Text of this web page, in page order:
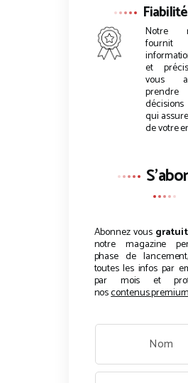
Fiabilité
Notre
et
vous
qui
de votre
Abonnez vous
notre magazine
phase de
toutes les infos par
par mois et
noscontenus